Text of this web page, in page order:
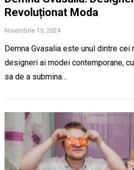
Revoluționat Moda
Noiembrie 19, 2024
Demna Gvasalia este unul dintre
designeri ai modei contemporane,
sa de a submina…